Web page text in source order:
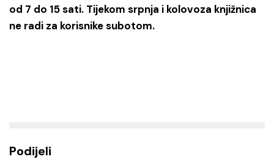
od 7 do 15 sati. Tijekom srpnja i kolovoza knjižnica
ne radi za korisnike subotom.
Podijeli